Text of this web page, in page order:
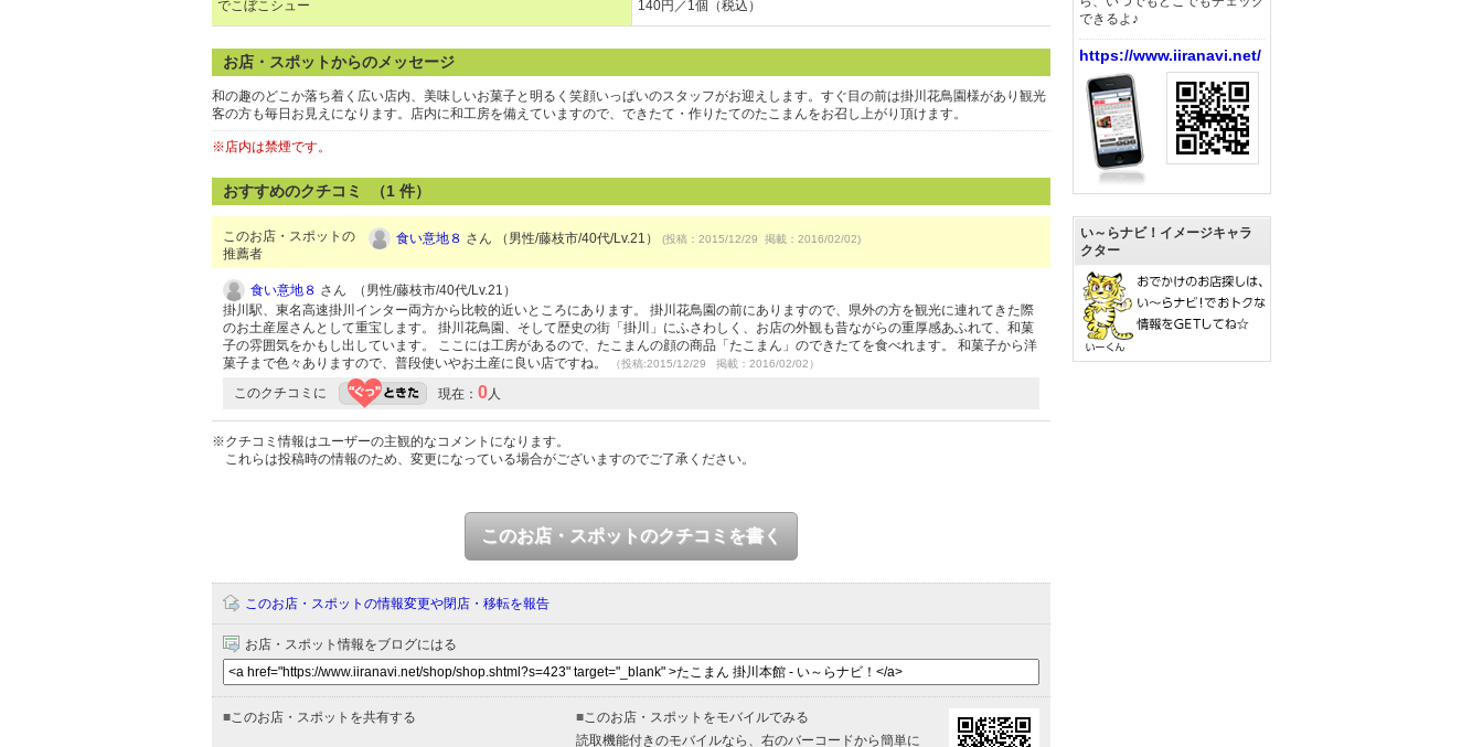
でこぼこシュー 140円／1個（税込）
お店・スポットからのメッセージ
和の趣のどこか落ち着く広い店内、美味しいお菓子と明るく笑顔いっぱいのスタッフがお迎えします。すぐ目の前は掛川花鳥園様があり観光
客の方も毎日お見えになります。店内に和工房を備えていますので、できたて・作りたてのたこまんをお召し上がり頂けます。
※店内は禁煙です。
おすすめのクチコミ （1 件）
このお店・スポットの
推薦者
食い意地８ さん （男性/藤枝市/40代/Lv.21） (投稿：2015/12/29 掲載：2016/02/02)
食い意地８ さん （男性/藤枝市/40代/Lv.21）
掛川駅、東名高速掛川インター両方から比較的近いところにあります。 掛川花鳥園の前にありますので、県外の方を観光に連れてきた際
のお土産屋さんとして重宝します。 掛川花鳥園、そして歴史の街「掛川」にふさわしく、お店の外観も昔ながらの重厚感あふれて、和菓
子の雰囲気をかもし出しています。 ここには工房があるので、たこまんの顔の商品「たこまん」のできたてを食べれます。 和菓子から洋
菓子まで色々ありますので、普段使いやお土産に良い店ですね。
（投稿:2015/12/29 掲載：2016/02/02）
このクチコミに 現在： 0人
※クチコミ情報はユーザーの主観的なコメントになります。
これらは投稿時の情報のため、変更になっている場合がございますのでご了承ください。
このお店・スポットのクチコミを書く
このお店・スポットの情報変更や閉店・移転を報告
お店・スポット情報をブログにはる
■このお店・スポットを共有する ■このお店・スポットをモバイルでみる
読取機能付きのモバイルなら、右のバーコードから簡単に
できるよ♪
https://www.iiranavi.net/
い～らナビ！イメージキャラ
クター